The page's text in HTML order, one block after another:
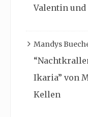
Valentin
Mandys
Ikaria” von
Kellen